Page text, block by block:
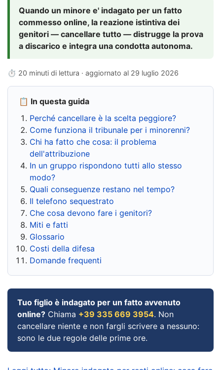
Quando un minore e' indagato per un fatto
commesso online, la reazione istintiva dei
genitori — cancellare tutto — distrugge la prova
a discarico e integra una condotta autonoma.
⏱ 20 minuti di lettura · aggiornato al 29 luglio 2026
📋 In questa guida
Perché cancellare è la scelta peggiore?
Come funziona il tribunale per i minorenni?
Chi ha fatto che cosa: il problema
dell'attribuzione
In un gruppo rispondono tutti allo stesso
modo?
Quali conseguenze restano nel tempo?
Il telefono sequestrato
Che cosa devono fare i genitori?
Miti e fatti
Glossario
Costi della difesa
Domande frequenti
Tuo figlio è indagato per un fatto avvenuto
online? Chiama +39 335 669 3954. Non
cancellare niente e non fargli scrivere a nessuno:
sono le due regole delle prime ore.